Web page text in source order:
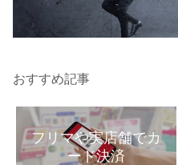
おすすめ記事
フリマや実店舗でカ
ード決済